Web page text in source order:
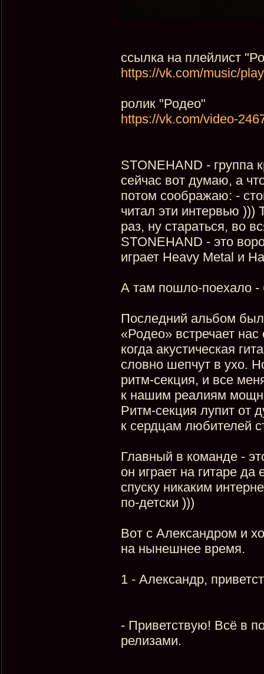
ссылка на плейлист
https://vk.com/music/
ролик "Родео"
https://vk.com/video-
STONEHAND - группа
сейчас вот думаю, а
потом соображаю: -
читал эти интервью )))
раз, ну стараться, во
STONEHAND - это
играет Heavy Metal и
А там пошло-поехало
Последний альбом
«Родео» встречает
когда акустическая
словно шепчут в ухо.
ритм-секция, и все
к нашим реалиям
Ритм-секция лупит от
к сердцам любителей
Главный в команде -
он играет на гитаре
спуску никаким
по-детски )))
Вот с Александром и
на нынешнее время.
1 - Александр,
- Приветствую! Всё в
релизами.